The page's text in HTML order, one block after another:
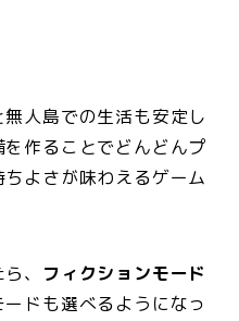
人島での生活も安定し
作ることでどんどんプ
よさが味わえるゲーム
、 フィクションモード
ドも選べるようになっ